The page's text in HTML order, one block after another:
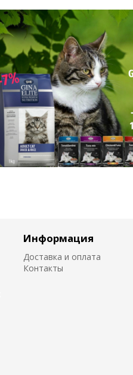
Информация
Доставка и оплата
Контакты